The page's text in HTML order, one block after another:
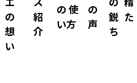
の
想
い
紹
介
の使
い方
の
声
鋭た
ち